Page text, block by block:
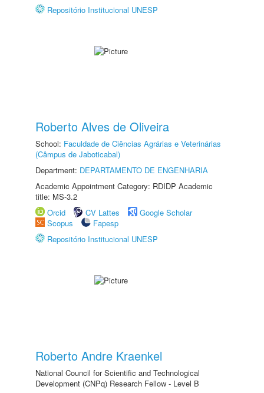
Repositório Institucional UNESP
Roberto Alves de Oliveira
School: Faculdade de Ciências Agrárias e Veterinárias
(Câmpus de Jaboticabal)
Department: DEPARTAMENTO DE ENGENHARIA
Academic Appointment Category: RDIDP Academic
title: MS-3.2
Orcid
CV Lattes
Google Scholar
Scopus
Fapesp
Repositório Institucional UNESP
Roberto Andre Kraenkel
National Council for Scientific and Technological
Development (CNPq) Research Fellow - Level B